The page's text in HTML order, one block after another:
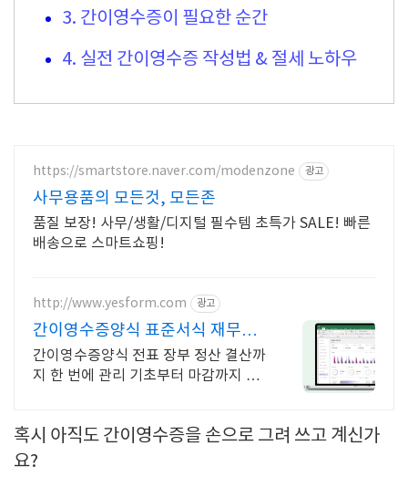
3. 간이영수증이 필요한 순간
4. 실전 간이영수증 작성법 & 절세 노하우
https://smartstore.naver.com/modenzone 광고
사무용품의 모든것, 모든존
품질 보장! 사무/생활/디지털 필수템 초특가 SALE! 빠른
배송으로 스마트쇼핑!
http://www.yesform.com 광고
간이영수증양식 표준서식 재무관
리 스마트하게
간이영수증양식 전표 장부 정산 결산까
지 한 번에 관리 기초부터 마감까지 한
혹시 아직도 간이영수증을 손으로 그려 쓰고 계신가
요?